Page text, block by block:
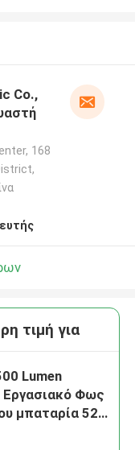
Co.,
168
τιμή για
Lumen
Εργασιακό Φως
μπαταρία 52 *